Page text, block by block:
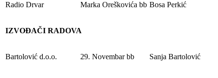
Radio Drvar Marka Oreškovića bb Bosa Perkić
IZVOĐAČI RADOVA
Bartolović d.o.o. 29. Novembar bb Sanja Bartolović